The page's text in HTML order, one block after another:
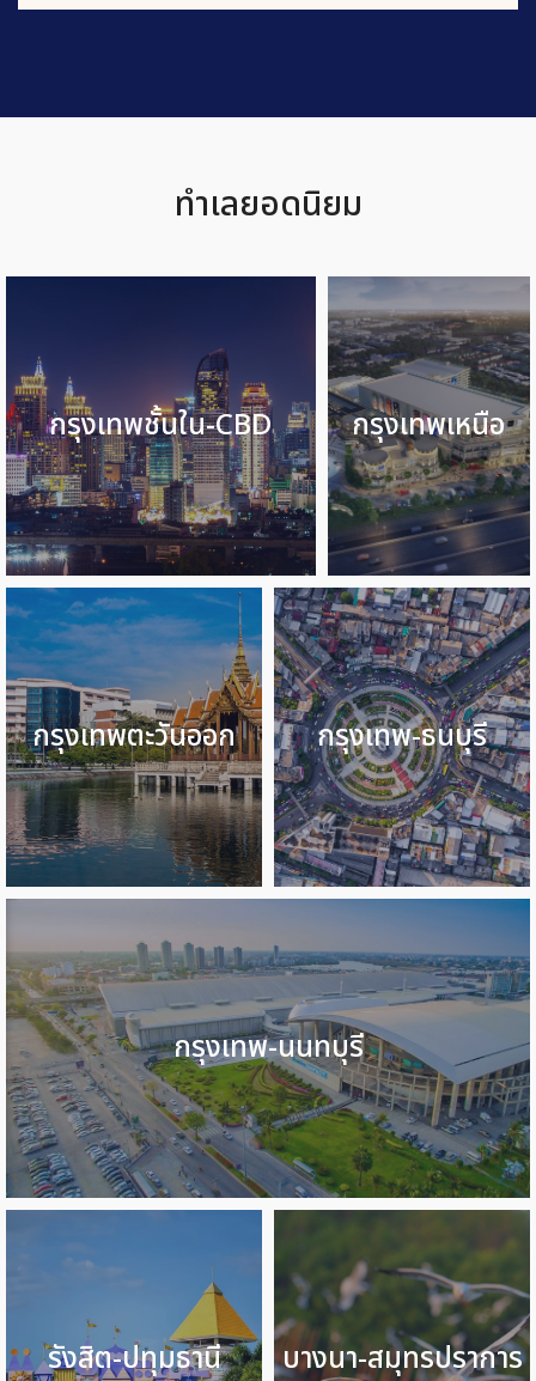
ทำเลยอดนิยม
กรุงเทพชั้นใน-CBD กรุงเทพเหนือ
กรุงเทพตะวันออก กรุงเทพ-ธนบุรี
กรุงเทพ-นนทบุรี
รังสิต-ปทุมธานี บางนา-สมุทรปราการ